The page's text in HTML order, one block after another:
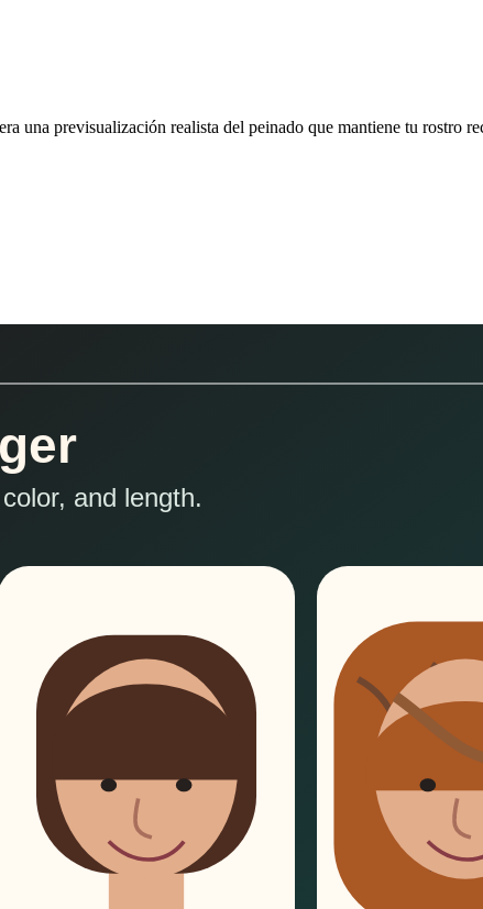
una previsualización realista del peinado que mantiene tu rostro